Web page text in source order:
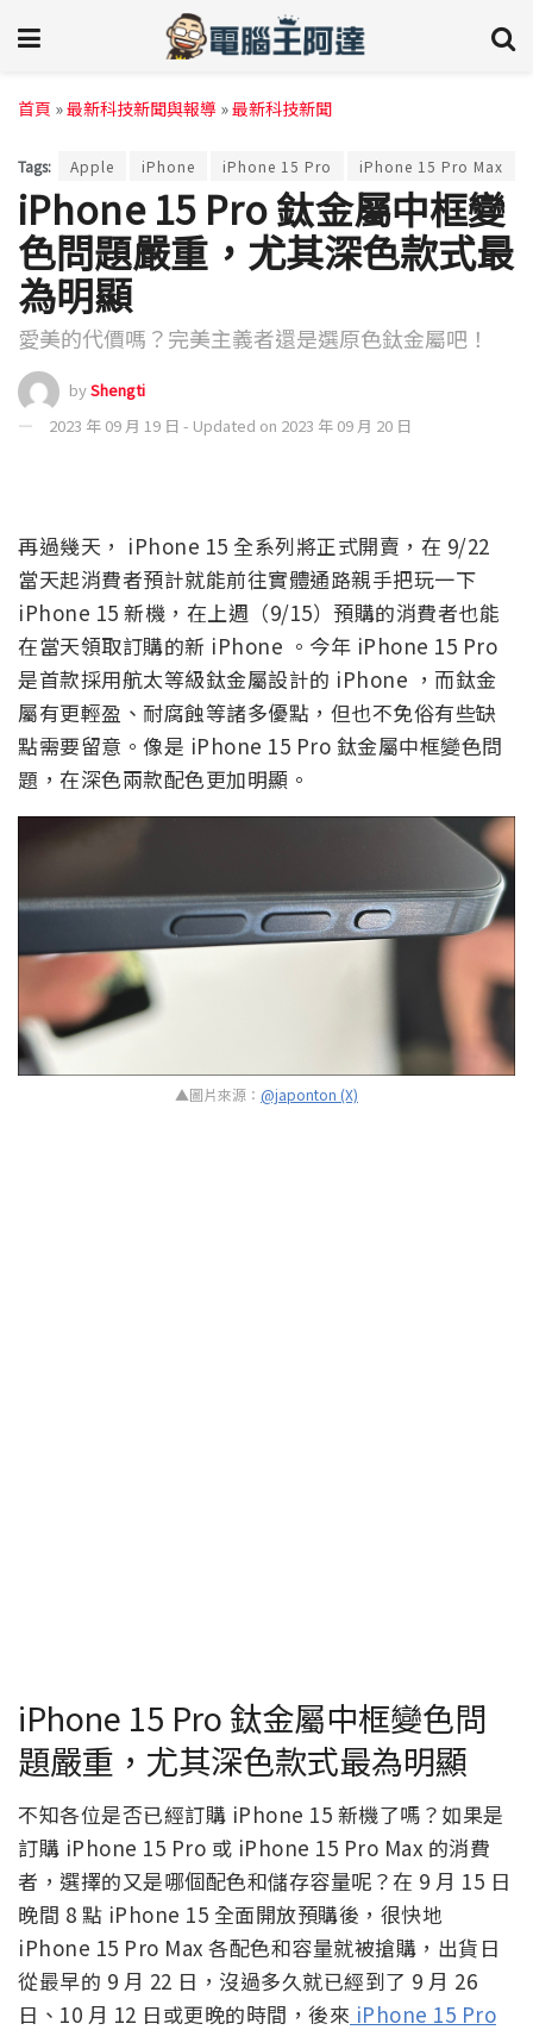
首頁 »最新科技新聞與報導 »最新科技新聞
Tags: Apple iPhone iPhone 15 Pro iPhone 15 Pro Max
iPhone 15 Pro 鈦金屬中框變
色問題嚴重，尤其深色款式最
為明顯
愛美的代價嗎？完美主義者還是選原色鈦金屬吧！
byShengti
2023 年 09 月 19 日 - Updated on 2023 年 09 月 20 日
再過幾天， iPhone 15 全系列將正式開賣，在 9/22
當天起消費者預計就能前往實體通路親手把玩一下
iPhone 15 新機，在上週（9/15）預購的消費者也能
在當天領取訂購的新 iPhone 。今年 iPhone 15 Pro
是首款採用航太等級鈦金屬設計的 iPhone ，而鈦金
屬有更輕盈、耐腐蝕等諸多優點，但也不免俗有些缺
點需要留意。像是 iPhone 15 Pro 鈦金屬中框變色問
題，在深色兩款配色更加明顯。
▲圖片來源： @japonton (X)
iPhone 15 Pro 鈦金屬中框變色問
題嚴重，尤其深色款式最為明顯
不知各位是否已經訂購 iPhone 15 新機了嗎？如果是
訂購 iPhone 15 Pro 或 iPhone 15 Pro Max 的消費
者，選擇的又是哪個配色和儲存容量呢？在 9 月 15 日
晚間 8 點 iPhone 15 全面開放預購後，很快地
iPhone 15 Pro Max 各配色和容量就被搶購，出貨日
從最早的 9 月 22 日，沒過多久就已經到了 9 月 26
日、10 月 12 日或更晚的時間，後來 iPhone 15 Pro